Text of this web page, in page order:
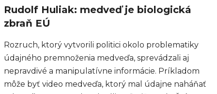
Rudolf Huliak: medveď je biologická
zbraň EÚ
Rozruch, ktorý vytvorili politici okolo problematiky
údajného premnoženia medveďa, sprevádzali aj
nepravdivé a manipulatívne informácie. Príkladom
môže byť video medveďa, ktorý mal údajne naháňať